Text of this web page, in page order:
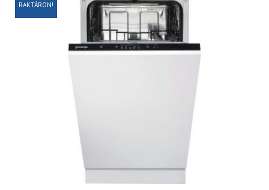
RAKTÁRON!